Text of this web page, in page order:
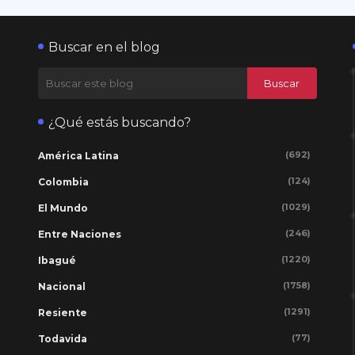
Buscar en el blog
¿Qué estás buscando?
América Latina (692)
Colombia (124)
El Mundo (1029)
Entre Naciones (246)
Ibagué (1220)
Nacional (1758)
Resiente (1291)
Todavida (77)